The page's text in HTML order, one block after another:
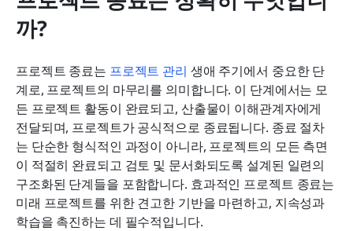
까?
프로젝트 종료는 프로젝트 관리 생애 주기에서 중요한 단
계로, 프로젝트의 마무리를 의미합니다. 이 단계에서는 모
든 프로젝트 활동이 완료되고, 산출물이 이해관계자에게
전달되며, 프로젝트가 공식적으로 종료됩니다. 종료 절차
는 단순한 형식적인 과정이 아니라, 프로젝트의 모든 측면
이 적절히 완료되고 검토 및 문서화되도록 설계된 일련의
구조화된 단계들을 포함합니다. 효과적인 프로젝트 종료는
미래 프로젝트를 위한 견고한 기반을 마련하고, 지속성과
학습을 촉진하는 데 필수적입니다.